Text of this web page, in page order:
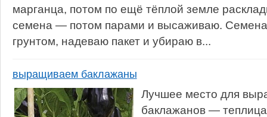
марганца, потом по ещё тёплой земле
семена — потом парами и высаживаю.
грунтом, надеваю пакет и убираю в...
выращиваем баклажаны
Лучшее место для
баклажанов —